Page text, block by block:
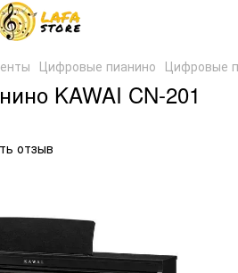
Цифровые пианино Цифровые
KAWAI CN-201
отзыв